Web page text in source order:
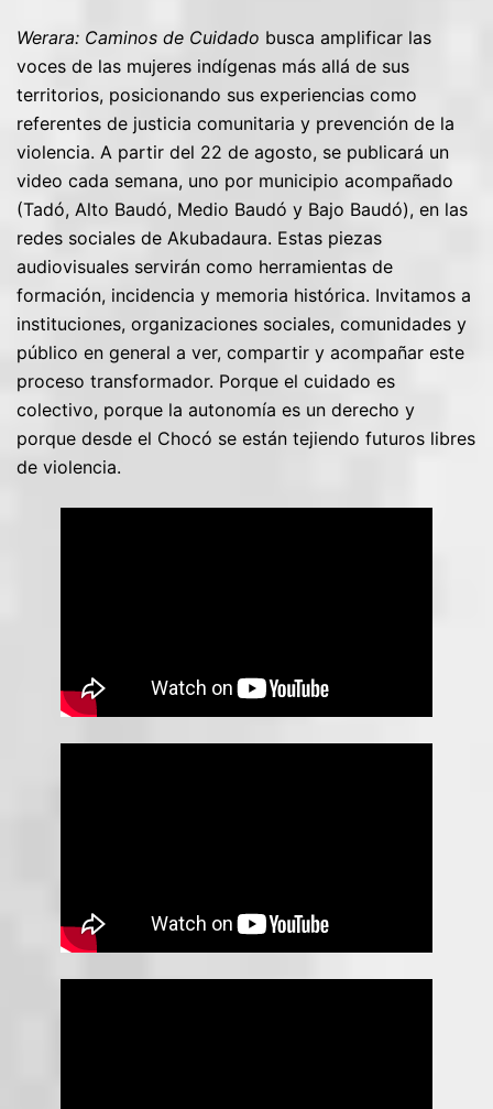
Werara: Caminos de Cuidado busca amplificar las
voces de las mujeres indígenas más allá de sus
territorios, posicionando sus experiencias como
referentes de justicia comunitaria y prevención de la
violencia. A partir del 22 de agosto, se publicará un
video cada semana, uno por municipio acompañado
(Tadó, Alto Baudó, Medio Baudó y Bajo Baudó), en las
redes sociales de Akubadaura. Estas piezas
audiovisuales servirán como herramientas de
formación, incidencia y memoria histórica. Invitamos a
instituciones, organizaciones sociales, comunidades y
público en general a ver, compartir y acompañar este
proceso transformador. Porque el cuidado es
colectivo, porque la autonomía es un derecho y
porque desde el Chocó se están tejiendo futuros libres
de violencia.